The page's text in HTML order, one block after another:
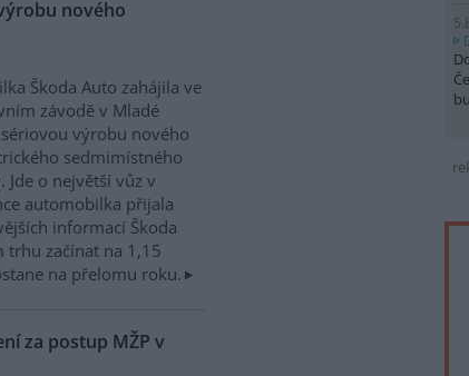
nového
Škoda Auto zahájila ve
závodě v Mladé
výrobu nového
sedmimístného
Jde o největší vůz v
automobilka přijala
informací Škoda
trhu začínat na 1,15
na přelomu roku.
za postup MŽP v